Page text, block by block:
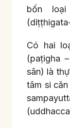
bốn
Có hai
(paṭigha
sân) là
tâm si